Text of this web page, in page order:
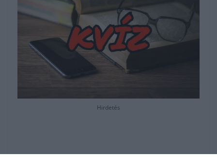
Hirdetés